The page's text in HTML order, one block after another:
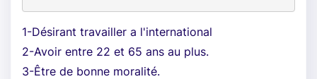
1-Désirant travailler a l'international
2-Avoir entre 22 et 65 ans au plus.
3-Être de bonne moralité.